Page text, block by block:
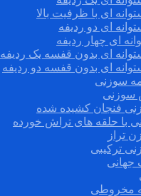
ای با ظرفیت بالا
ای دو ردیفه
ای چهار ردیفه
ای بدون قفسه یک ردیفه
ای بدون قفسه دو ردیفه
سوزنی
سوزنی
فنجان کشیده شده
با حلقه های تراش خورده
تراز
ترکیبی
جهانی
مخروطی